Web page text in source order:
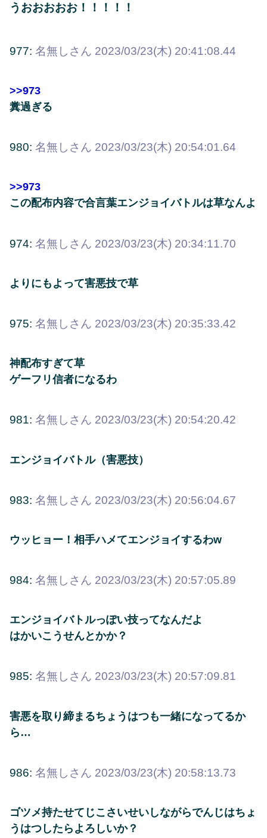
うおおおおお！！！！！
977: 名無しさん 2023/03/23(木) 20:41:08.44
>>973
糞過ぎる
980: 名無しさん 2023/03/23(木) 20:54:01.64
>>973
この配布内容で合言葉エンジョイバトルは草なんよ
974: 名無しさん 2023/03/23(木) 20:34:11.70
よりにもよって害悪技で草
975: 名無しさん 2023/03/23(木) 20:35:33.42
神配布すぎて草
ゲーフリ信者になるわ
981: 名無しさん 2023/03/23(木) 20:54:20.42
エンジョイバトル（害悪技）
983: 名無しさん 2023/03/23(木) 20:56:04.67
ウッヒョー！相手ハメてエンジョイするわw
984: 名無しさん 2023/03/23(木) 20:57:05.89
エンジョイバトルっぽい技ってなんだよ
はかいこうせんとかか？
985: 名無しさん 2023/03/23(木) 20:57:09.81
害悪を取り締まるちょうはつも一緒になってるか
ら…
986: 名無しさん 2023/03/23(木) 20:58:13.73
ゴツメ持たせてじこさいせいしながらでんじはちょ
うはつしたらよろしいか？